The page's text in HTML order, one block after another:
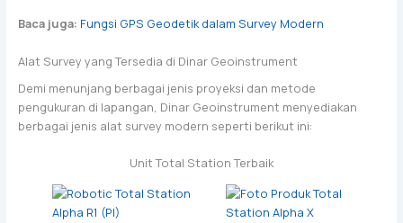
Baca juga: Fungsi GPS Geodetik dalam Survey Modern
Alat Survey yang Tersedia di Dinar Geoinstrument
Demi menunjang berbagai jenis proyeksi dan metode
pengukuran di lapangan, Dinar Geoinstrument menyediakan
berbagai jenis alat survey modern seperti berikut ini:
Unit Total Station Terbaik